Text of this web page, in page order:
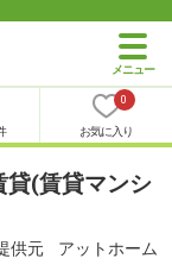
0
お気に入り
貸(賃貸マンシ
供元 アットホーム